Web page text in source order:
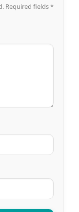
Required fields*